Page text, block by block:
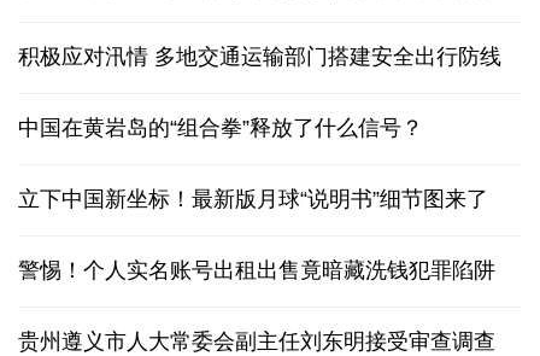
积极应对汛情 多地交通运输部门搭建安全出行防线
中国在黄岩岛的“组合拳”释放了什么信号？
立下中国新坐标！最新版月球“说明书”细节图来了
警惕！个人实名账号出租出售竟暗藏洗钱犯罪陷阱
贵州遵义市人大常委会副主任刘东明接受审查调查